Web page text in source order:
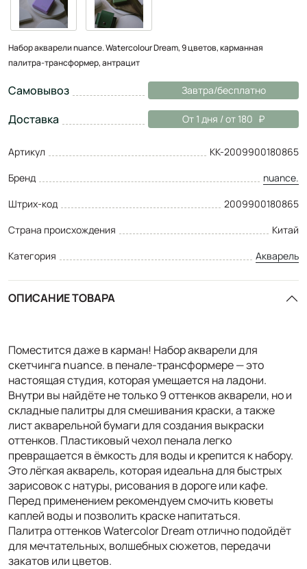
Набор акварели nuance. Watercolour Dream, 9 цветов, карманная
палитра-трансформер, антрацит
Самовывоз Завтра/бесплатно
Доставка От 1 дня / от 180
Артикул
КК-2009900180865
Бренд
nuance.
Штрих-код
2009900180865
Страна происхождения
Китай
Категория
Акварель
ОПИСАНИЕ ТОВАРА
Поместится даже в карман! Набор акварели для
скетчинга nuance. в пенале-трансформере — это
настоящая студия, которая умещается на ладони.
Внутри вы найдёте не только 9 оттенков акварели, но и
складные палитры для смешивания краски, а также
лист акварельной бумаги для создания выкраски
оттенков. Пластиковый чехол пенала легко
превращается в ёмкость для воды и крепится к набору.
Это лёгкая акварель, которая идеальна для быстрых
зарисовок с натуры, рисования в дороге или кафе.
Перед применением рекомендуем смочить кюветы
каплей воды и позволить краске напитаться.
Палитра оттенков Watercolor Dream отлично подойдёт
для мечтательных, волшебных сюжетов, передачи
закатов или цветов.